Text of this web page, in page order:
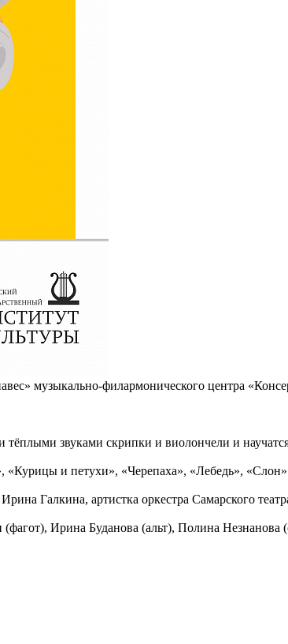
музыкально-филармонического центра
звуками скрипки и виолончели и
и петухи», «Черепаха», «Лебедь», «Слон»
Галкина, артистка оркестра Самарского
Ирина Буданова (альт), Полина Незнанова